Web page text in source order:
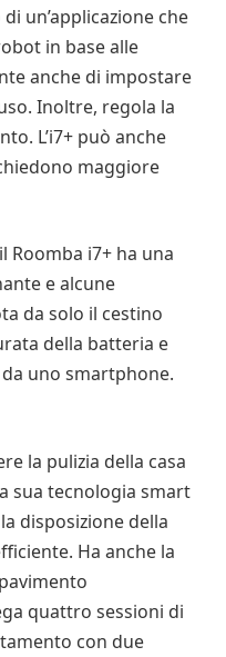
un’applicazione che
in base alle
anche di impostare
Inoltre, regola la
L’i7+ può anche
maggiore
Roomba i7+ ha una
e alcune
da solo il cestino
della batteria e
uno smartphone.
la pulizia della casa
sua tecnologia smart
disposizione della
Ha anche la
quattro sessioni di
con due